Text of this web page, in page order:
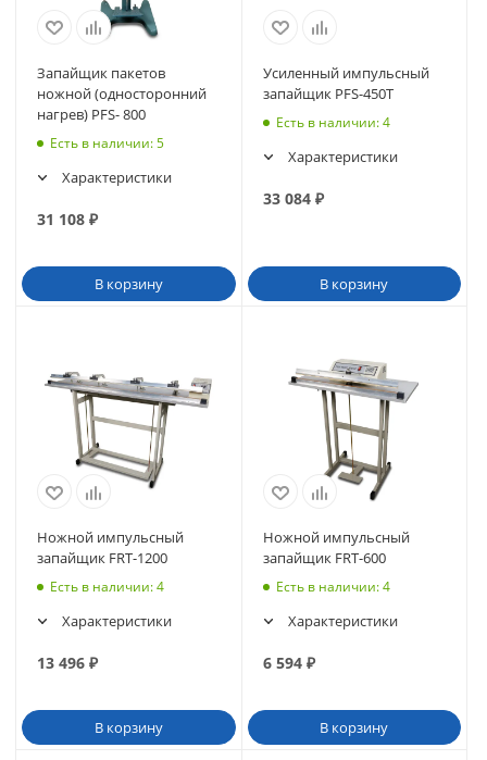
Запайщик пакетов
ножной (односторонний
нагрев) PFS- 800
Есть в наличии: 5
Характеристики
31 108 ₽
В корзину
Усиленный импульсный
запайщик PFS-450T
Есть в наличии: 4
Характеристики
33 084₽
В корзину
Ножной импульсный
запайщик FRT-1200
Есть в наличии: 4
Характеристики
13 496 ₽
В корзину
Ножной импульсный
запайщик FRT-600
Есть в наличии: 4
Характеристики
6 594₽
В корзину